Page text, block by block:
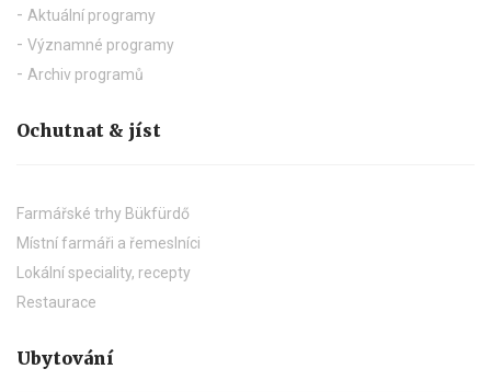
Aktuální programy
Významné programy
Archiv programů
Ochutnat & jíst
Farmářské trhy Bükfürdő
Místní farmáři a řemeslníci
Lokální speciality, recepty
Restaurace
Ubytování